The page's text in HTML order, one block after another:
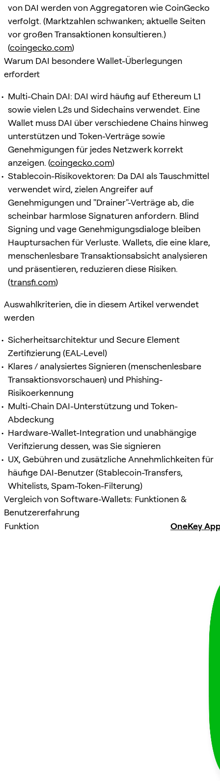
von DAI werden von Aggregatoren wie CoinGecko
verfolgt. (Marktzahlen schwanken; aktuelle Seiten
vor großen Transaktionen konsultieren.)
(coingecko.com)
Warum DAI besondere Wallet-Überlegungen
erfordert
Multi-Chain DAI: DAI wird häufig auf Ethereum L1
sowie vielen L2s und Sidechains verwendet. Eine
Wallet muss DAI über verschiedene Chains hinweg
unterstützen und Token-Verträge sowie
Genehmigungen für jedes Netzwerk korrekt
anzeigen. (coingecko.com)
Stablecoin-Risikovektoren: Da DAI als Tauschmittel
verwendet wird, zielen Angreifer auf
Genehmigungen und "Drainer"-Verträge ab, die
scheinbar harmlose Signaturen anfordern. Blind
Signing und vage Genehmigungsdialoge bleiben
Hauptursachen für Verluste. Wallets, die eine klare,
menschenlesbare Transaktionsabsicht analysieren
und präsentieren, reduzieren diese Risiken.
(transfi.com)
Auswahlkriterien, die in diesem Artikel verwendet
werden
Sicherheitsarchitektur und Secure Element
Zertifizierung (EAL-Level)
Klares / analysiertes Signieren (menschenlesbare
Transaktionsvorschauen) und Phishing-
Risikoerkennung
Multi-Chain DAI-Unterstützung und Token-
Abdeckung
Hardware-Wallet-Integration und unabhängige
Verifizierung dessen, was Sie signieren
UX, Gebühren und zusätzliche Annehmlichkeiten für
häufige DAI-Benutzer (Stablecoin-Transfers,
Whitelists, Spam-Token-Filterung)
Vergleich von Software-Wallets: Funktionen &
Benutzererfahrung
Funktion
OneKey